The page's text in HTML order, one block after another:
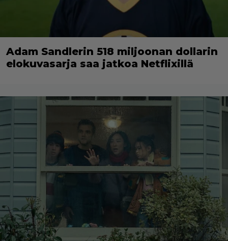
Adam Sandlerin 518 miljoonan dollarin
elokuvasarja saa jatkoa Netflixillä